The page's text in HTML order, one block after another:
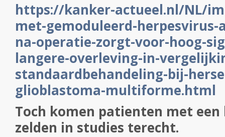
https://kanker-actueel.nl/NL/
met-gemoduleerd-
na-operatie-zorgt-voor-hoog-
langere-overleving-in-
standaardbehandeling-bij-
glioblastoma-multiforme.html
Toch komen patienten met
zelden in studies terecht.